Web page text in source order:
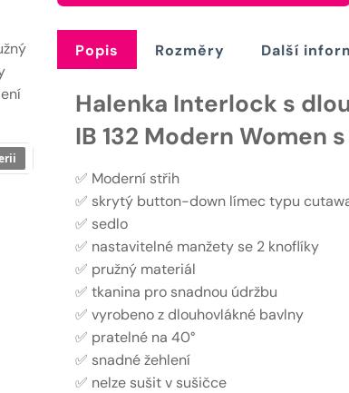
Popis Rozměry Další
Halenka Interlock s
IB 132 Modern Women
✅ Moderní střih
✅ skrytý button-down límec typu
✅ sedlo
✅ nastavitelné manžety se 2 knoflíky
✅ pružný materiál
✅ tkanina pro snadnou údržbu
✅ vyrobeno z dlouhovlákné bavlny
✅ pratelné na 40°
✅ snadné žehlení
✅ nelze sušit v sušičce